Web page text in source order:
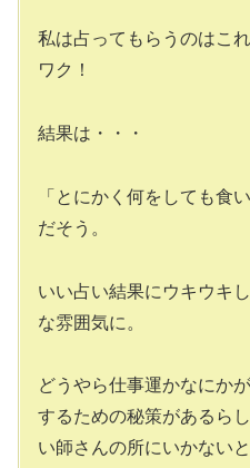
私は占ってもらうのはこ
ワク！
結果は・・・
「とにかく何をしても食
だそう。
いい占い結果にウキウキ
な雰囲気に。
どうやら仕事運かなにか
するための秘策があるら
い師さんの所にいかない